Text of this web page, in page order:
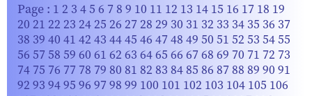
Page : 1 2 3 45 6 7 8 9 10 11 12 13 14 15 16 17 18 19
20 21 22 23 24 25 26 27 28 29 30 31 32 33 34 35 36 37
38 39 40 41 42 43 4445 46 47 48 49 50 51 52 53 5455
56 57 58 59 60 61 62 63 6465 66 6768 69 70 71 72 73
74 75 76 77 78 79 80 81 82 83 8485 86 8788 89 90 91
92 93 9495 96 97 98 99 100 101 102 103 104 105 106